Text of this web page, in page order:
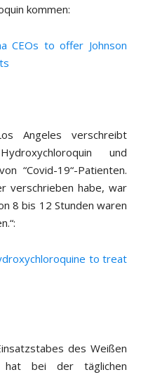
kommen:
CEOs to offer Johnson
Angeles verschreibt
und
“Covid-19“-Patienten.
verschrieben habe, war
8 bis 12 Stunden waren
to treat
des Weißen
hat bei der täglichen